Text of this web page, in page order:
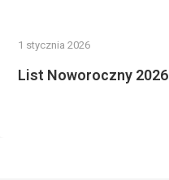
1 stycznia 2026
List Noworoczny 2026